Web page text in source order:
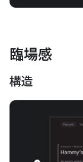
臨場感
構造